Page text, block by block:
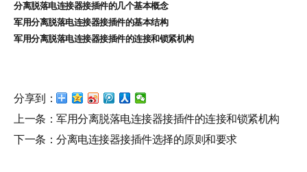
分离脱落电连接器接插件的几个基本概念
军用分离脱落电连接器接插件的基本结构
军用分离脱落电连接器接插件的连接和锁紧机构
分享到：
上一条： 军用分离脱落电连接器接插件的连接和锁紧机构
下一条： 分离电连接器接插件选择的原则和要求